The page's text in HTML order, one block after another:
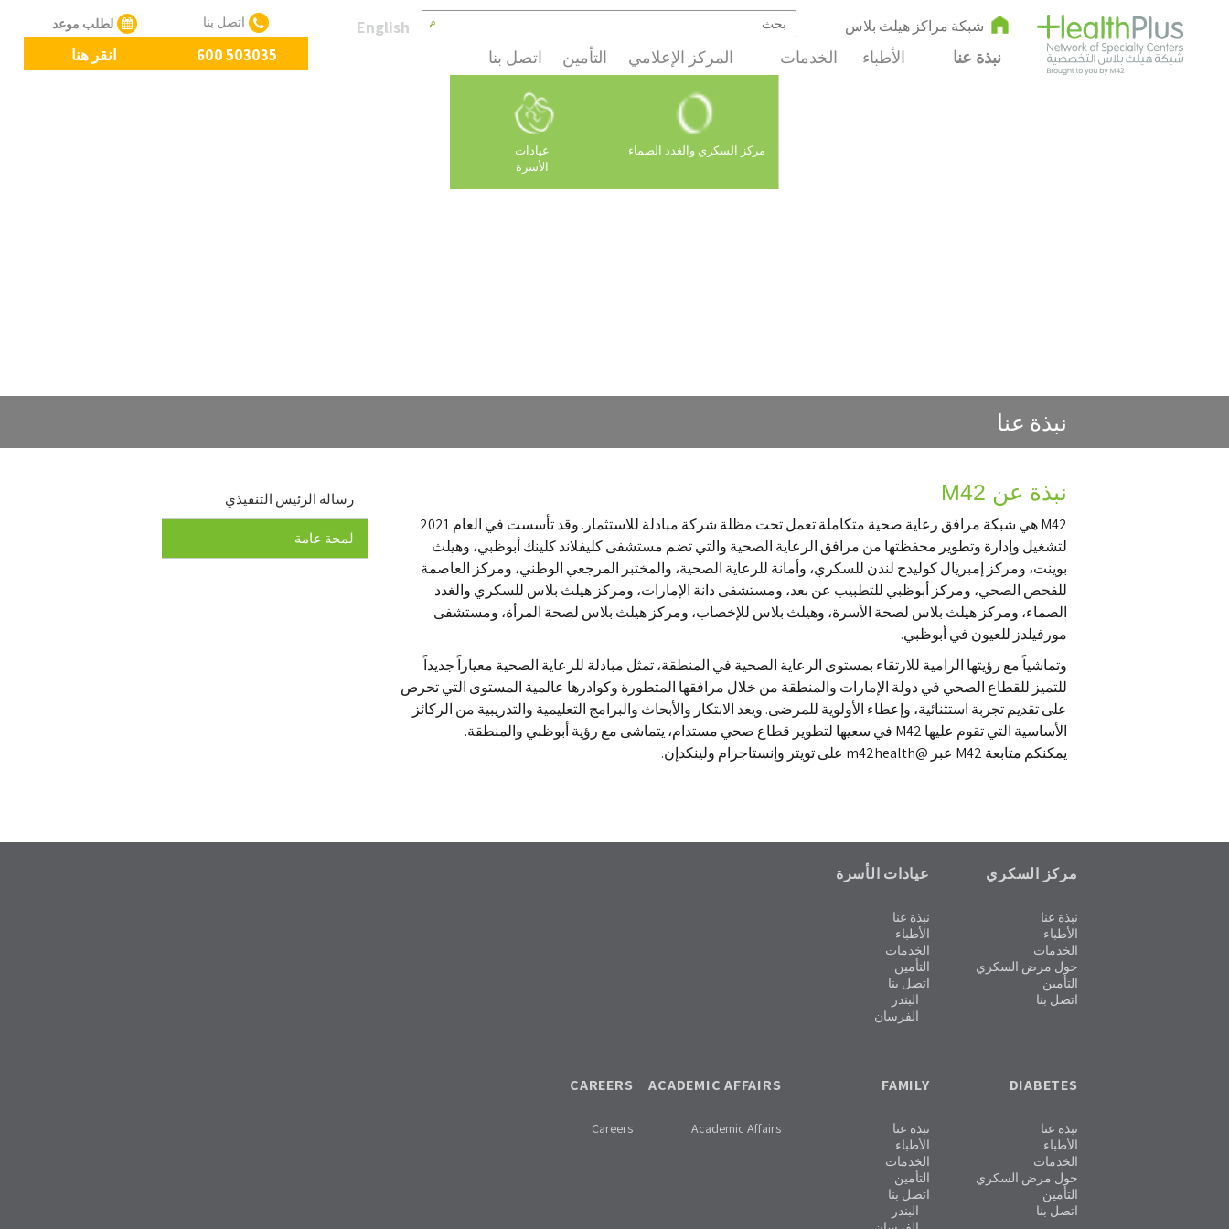
شبكة مراكز هيلث بلاس
English
نبذة عنا
الأطباء الخدمات المركز الإعلامي التأمين اتصل بنا
لطلب موعد
انقر هنا
اتصل بنا
600 503035
مركز السكري والغدد الصماء
عيادات
الأسرة
نبذة عنا
رسالة الرئيس التنفيذي
لمحة عامة
نبذة عن M42
M42 هي شبكة مرافق رعاية صحية متكاملة تعمل تحت مظلة شركة مبادلة للاستثمار. وقد تأسست في العام 2021
لتشغيل وإدارة وتطوير محفظتها من مرافق الرعاية الصحية والتي تضم مستشفى كليفلاند كلينك أبوظبي، وهيلث
بوينت، ومركز إمبريال كوليدج لندن للسكري، وأمانة للرعاية الصحية، والمختبر المرجعي الوطني، ومركز العاصمة
للفحص الصحي، ومركز أبوظبي للتطبيب عن بعد، ومستشفى دانة الإمارات، ومركز هيلث بلاس للسكري والغدد
الصماء، ومركز هيلث بلاس لصحة الأسرة، وهيلث بلاس للإخصاب، ومركز هيلث بلاس لصحة المرأة، ومستشفى
مورفيلدز للعيون في أبوظبي.
وتماشياً مع رؤيتها الرامية للارتقاء بمستوى الرعاية الصحية في المنطقة، تمثل مبادلة للرعاية الصحية معياراً جديداً
للتميز للقطاع الصحي في دولة الإمارات والمنطقة من خلال مرافقها المتطورة وكوادرها عالمية المستوى التي تحرص
على تقديم تجربة استثنائية، وإعطاء الأولوية للمرضى. ويعد الابتكار والأبحاث والبرامج التعليمية والتدريبية من الركائز
الأساسية التي تقوم عليها M42 في سعيها لتطوير قطاع صحي مستدام، يتماشى مع رؤية أبوظبي والمنطقة.
يمكنكم متابعة M42 عبر @m42health على تويتر وإنستاجرام ولينكدإن.
مركز السكري
نبذة عنا
الأطباء
الخدمات
حول مرض السكري
التأمين
اتصل بنا
عيادات الأسرة
نبذة عنا
الأطباء
الخدمات
التأمين
اتصل بنا
البندر
الفرسان
DIABETES
نبذة عنا
الأطباء
الخدمات
حول مرض السكري
التأمين
اتصل بنا
FAMILY
نبذة عنا
الأطباء
الخدمات
التأمين
اتصل بنا
البندر
ACADEMIC AFFAIRS
Academic Affairs
CAREERS
Careers